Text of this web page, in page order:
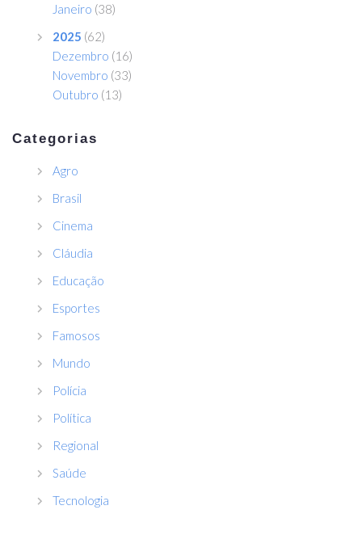
Janeiro (38)
2025 (62)
Dezembro (16)
Novembro (33)
Outubro (13)
Categorias
Agro
Brasil
Cinema
Cláudia
Educação
Esportes
Famosos
Mundo
Polícia
Política
Regional
Saúde
Tecnologia